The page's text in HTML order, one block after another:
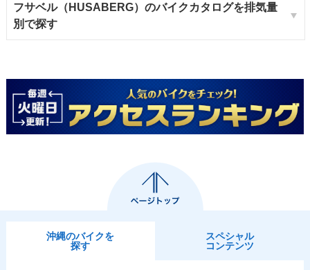
フサベル（HUSABERG）のバイクカタログを排気量
別で探す
沖縄のバイクを
探す
スペシャル
コンテンツ